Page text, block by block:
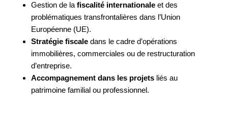
Gestion de la fiscalité internationaleet des
problématiques transfrontalières dans l’Union
Européenne (UE).
Stratégie fiscaledans le cadre d’opérations
immobilières, commerciales ou de restructuration
d’entreprise.
Accompagnement dans les projetsliés au
patrimoine familial ou professionnel.